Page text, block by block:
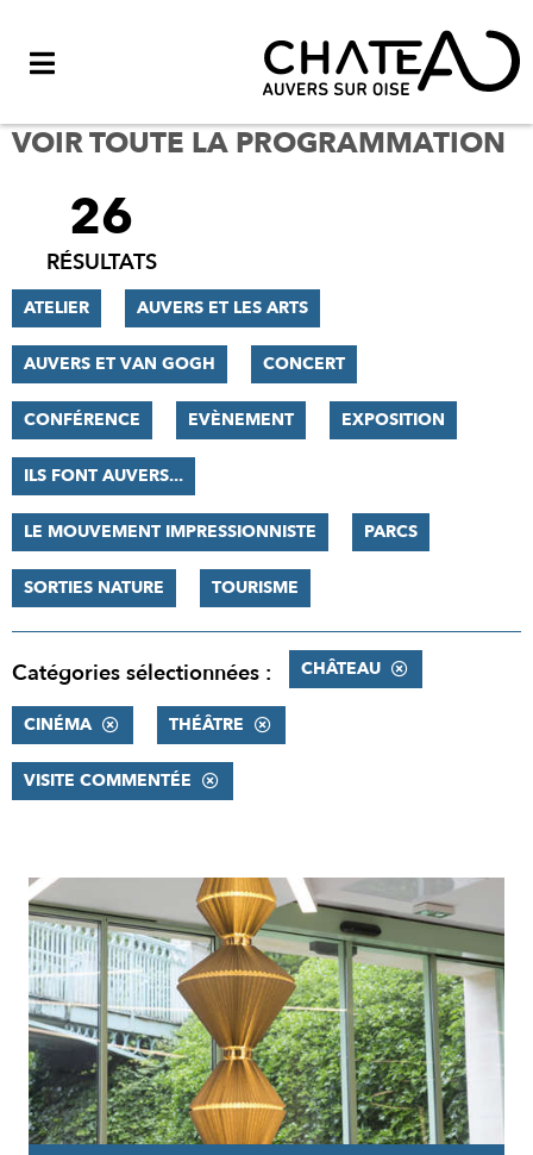
VOIR TOUTE LA PROGRAMMATION
FILTRER
RÉSULTATS
26
RÉSULTATS
ATELIER AUVERS ET LES ARTS
AUVERS ET VAN GOGH CONCERT
CONFÉRENCE EVÈNEMENT EXPOSITION
ILS FONT AUVERS...
LE MOUVEMENT IMPRESSIONNISTE PARCS
SORTIES NATURE TOURISME
Catégories sélectionnées : CHÂTEAU
CINÉMA THÉÂTRE
VISITE COMMENTÉE
RÉSULTATS